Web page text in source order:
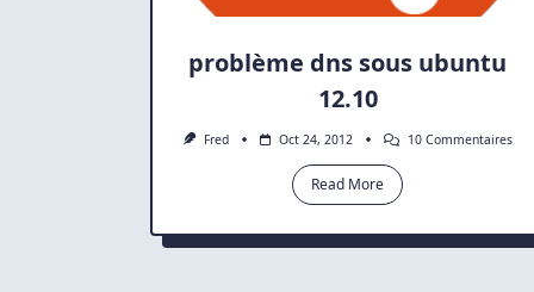
problème dns sous ubuntu
12.10
Fred Oct 24, 2012 10 CommentairesSur
Read More